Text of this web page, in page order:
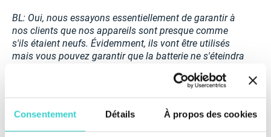
Consentement Détails À propos des cookies
BL: Oui, nous essayons essentiellement de garantir à
nos clients que nos appareils sont presque comme
s'ils étaient neufs. Évidemment, ils vont être utilisés
mais vous pouvez garantir que la batterie ne s'éteindra
BL: Je dirais non. Tous les tests sont extrêmement